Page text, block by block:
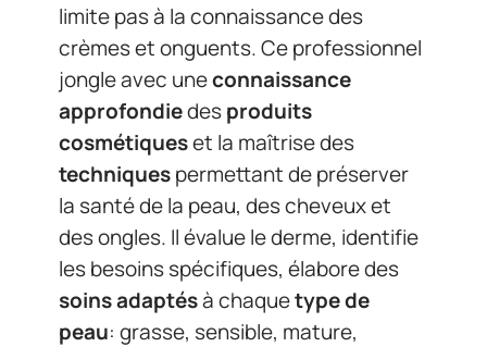
limite pas à la connaissance des
crèmes et onguents. Ce professionnel
jongle avec uneconnaissance
approfondiedesproduits
cosmétiqueset la maîtrise des
techniquespermettant de préserver
la santé de la peau, des cheveux et
des ongles. Il évalue le derme, identifie
les besoins spécifiques, élabore des
soins adaptésà chaquetype de
peau: grasse, sensible, mature,